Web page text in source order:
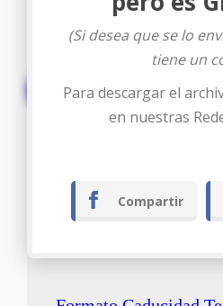
Descargar
(Si desea que se lo
tiene un
Para descargar el
en nuestras
Compartir